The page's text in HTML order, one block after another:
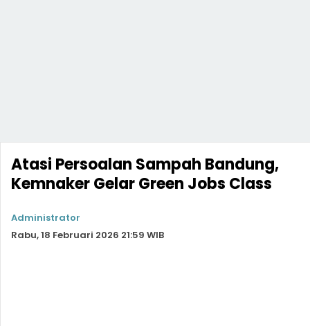
Atasi Persoalan Sampah Bandung,
Kemnaker Gelar Green Jobs Class
Administrator
Rabu, 18 Februari 2026 21:59 WIB